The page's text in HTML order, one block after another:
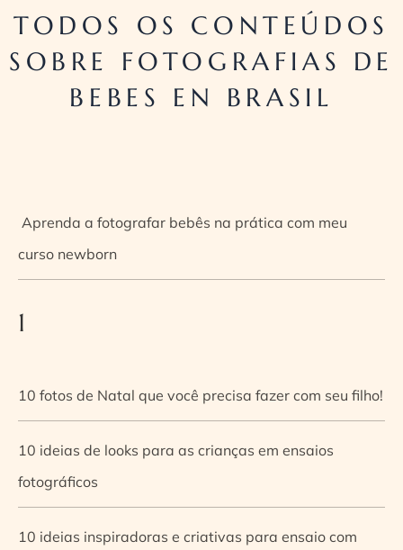
TODOS OS CONTEÚDOS
SOBRE FOTOGRAFIAS DE
BEBES EN BRASIL
Aprenda a fotografar bebês na prática com meu
curso newborn
1
10 fotos de Natal que você precisa fazer com seu filho!
10 ideias de looks para as crianças em ensaios
fotográficos
10 ideias inspiradoras e criativas para ensaio com